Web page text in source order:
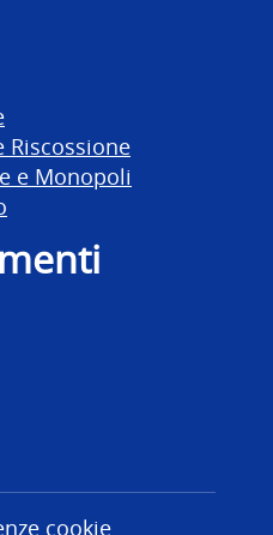
Riscossione
e Monopoli
cookie